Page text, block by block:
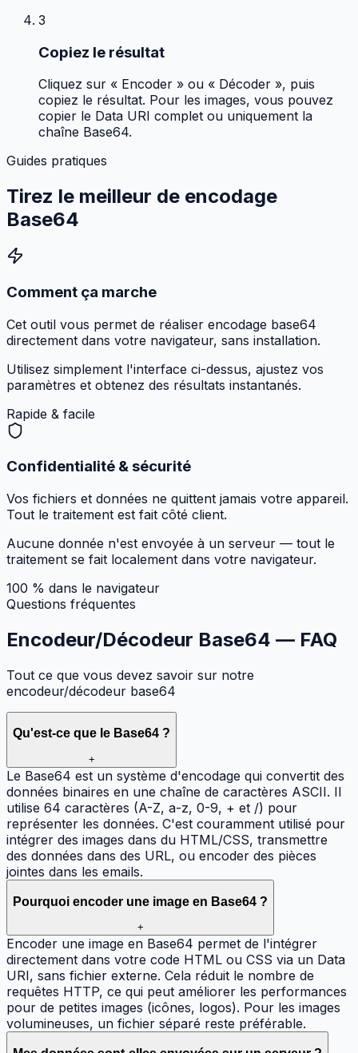
3
Copiez le résultat
Cliquez sur « Encoder » ou « Décoder », puis
copiez le résultat. Pour les images, vous pouvez
copier le Data URI complet ou uniquement la
chaîne Base64.
Guides pratiques
Tirez le meilleur de encodage
Base64
Comment ça marche
Cet outil vous permet de réaliser encodage base64
directement dans votre navigateur, sans installation.
Utilisez simplement l'interface ci-dessus, ajustez vos
paramètres et obtenez des résultats instantanés.
Rapide & facile
Confidentialité & sécurité
Vos fichiers et données ne quittent jamais votre appareil.
Tout le traitement est fait côté client.
Aucune donnée n'est envoyée à un serveur — tout le
traitement se fait localement dans votre navigateur.
100 % dans le navigateur
Questions fréquentes
Encodeur/Décodeur Base64 — FAQ
Tout ce que vous devez savoir sur notre
encodeur/décodeur base64
Qu'est-ce que le Base64 ?
+
Le Base64 est un système d'encodage qui convertit des
données binaires en une chaîne de caractères ASCII. Il
utilise 64 caractères (A-Z, a-z, 0-9, + et /) pour
représenter les données. C'est couramment utilisé pour
intégrer des images dans du HTML/CSS, transmettre
des données dans des URL, ou encoder des pièces
jointes dans les emails.
Pourquoi encoder une image en Base64 ?
+
Encoder une image en Base64 permet de l'intégrer
directement dans votre code HTML ou CSS via un Data
URI, sans fichier externe. Cela réduit le nombre de
requêtes HTTP, ce qui peut améliorer les performances
pour de petites images (icônes, logos). Pour les images
volumineuses, un fichier séparé reste préférable.